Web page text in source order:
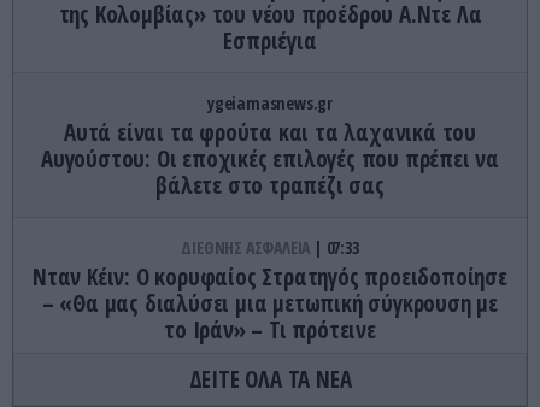
της Κολομβίας» του νέου προέδρου Α.Ντε Λα
Εσπριέγια
ygeiamasnews.gr
Αυτά είναι τα φρούτα και τα λαχανικά του
Αυγούστου: Οι εποχικές επιλογές που πρέπει να
βάλετε στο τραπέζι σας
ΔΙΕΘΝΗΣ ΑΣΦΑΛΕΙΑ 07:33
Νταν Κέιν: Ο κορυφαίος Στρατηγός προειδοποίησε
– «Θα μας διαλύσει μια μετωπική σύγκρουση με
το Ιράν» – Τι πρότεινε
CELEBRITIES 07:20
ΔΕΙΤΕ ΟΛΑ ΤΑ ΝΕΑ